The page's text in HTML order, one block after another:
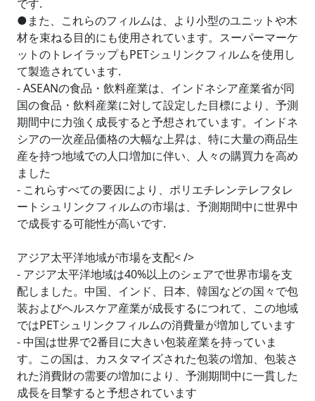
です.
●また、これらのフィルムは、より小型のユニットや木
材を束ねる目的にも使用されています。スーパーマーケ
ットのトレイラップもPETシュリンクフィルムを使用し
て製造されています.
- ASEANの食品・飲料産業は、インドネシア産業省が同
国の食品・飲料産業に対して設定した目標により、予測
期間中に力強く成長すると予想されています。インドネ
シアの一次産品価格の大幅な上昇は、特に大量の商品生
産を持つ地域での人口増加に伴い、人々の購買力を高め
ました
- これらすべての要因により、ポリエチレンテレフタレ
ートシュリンクフィルムの市場は、予測期間中に世界中
で成長する可能性が高いです.
アジア太平洋地域が市場を支配< />
- アジア太平洋地域は40%以上のシェアで世界市場を支
配しました。中国、インド、日本、韓国などの国々で包
装およびヘルスケア産業が成長するにつれて、この地域
ではPETシュリンクフィルムの消費量が増加しています
- 中国は世界で2番目に大きい包装産業を持っていま
す。この国は、カスタマイズされた包装の増加、包装さ
れた消費財の需要の増加により、予測期間中に一貫した
成長を目撃すると予想されています